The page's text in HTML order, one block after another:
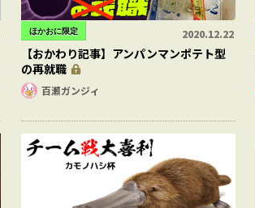
ほかおに限定 2020.12.22
【おかわり記事】アンパンマンポテト型
の再就職
百瀬ガンジィ